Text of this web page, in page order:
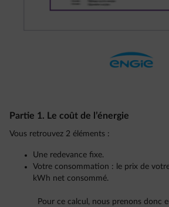
Partie 1. Le coût de l’énergie
Vous retrouvez 2 éléments :
Une redevance fixe.
Votre consommation : le prix de
kWh net consommé.
Pour ce calcul, nous prenons donc